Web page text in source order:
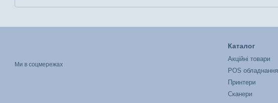
Ми в соцмережах
Каталог
Акційні товари
POS обладнання
Принтери
Сканери